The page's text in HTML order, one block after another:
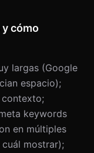
cómo
largas (Google
espacio);
keywords
en múltiples
mostrar);